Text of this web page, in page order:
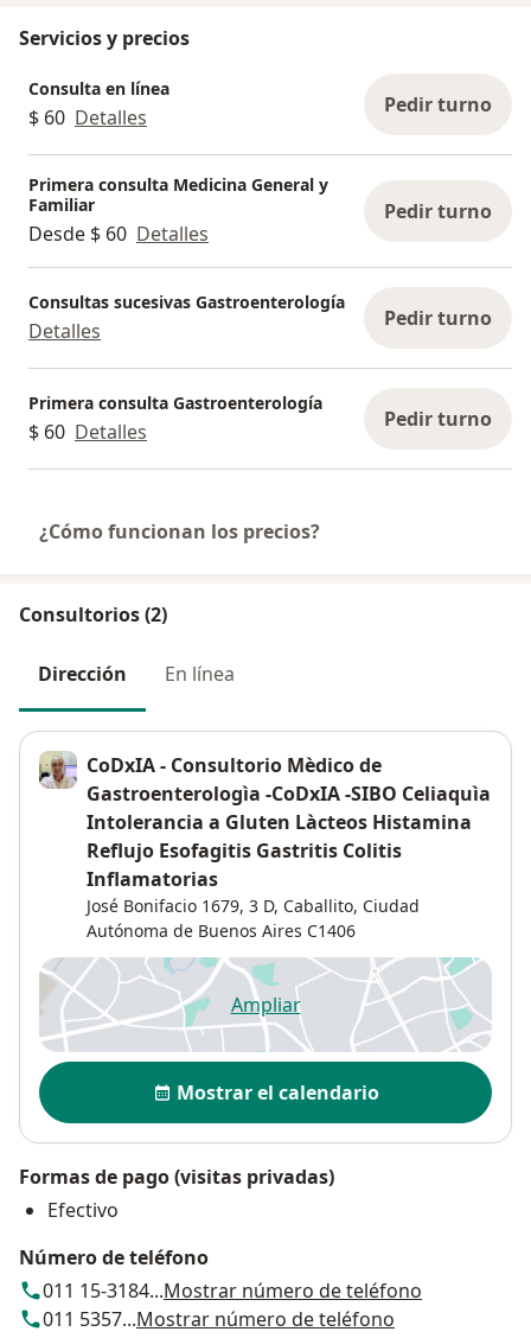
Servicios y precios
Consulta en línea
$ 60 Detalles Pedir turno
Primera consulta Medicina General y
Familiar
Desde $ 60 Detalles
Pedir turno
Consultas sucesivas Gastroenterología
Detalles Pedir turno
Primera consulta Gastroenterología
$ 60 Detalles Pedir turno
¿Cómo funcionan los precios?
Consultorios (2)
Dirección En línea
CoDxIA - Consultorio Mèdico de
Gastroenterologìa -CoDxIA -SIBO Celiaquìa
Intolerancia a Gluten Làcteos Histamina
Reflujo Esofagitis Gastritis Colitis
Inflamatorias
José Bonifacio 1679, 3 D, Caballito, Ciudad
Autónoma de Buenos Aires C1406
Ampliarse abre en una nueva
Disponibilidad
Mostrar el calendario
Formas de pago (visitas privadas)
Efectivo
Número de teléfono
011 15-3184...Mostrar número de teléfono
011 5357...Mostrar número de teléfono